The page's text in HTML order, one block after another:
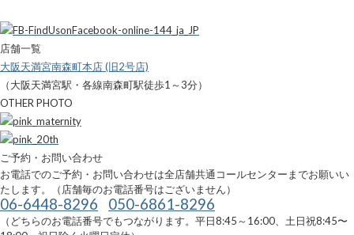
店舗一覧
大阪天満宮南森町本店 (旧2号店)
（大阪天満宮駅・各線南森町駅徒歩1～3分）
OTHER PHOTO
ご予約・お問い合わせ
お電話でのご予約・お問い合わせは全店舗共通コールセンターまでお願いい
たします。（店舗毎のお電話番号はございません）
06-6448-8296 050-6861-8296
（どちらのお電話番号でもつながります。平日8:45～16:00、土日祝8:45〜